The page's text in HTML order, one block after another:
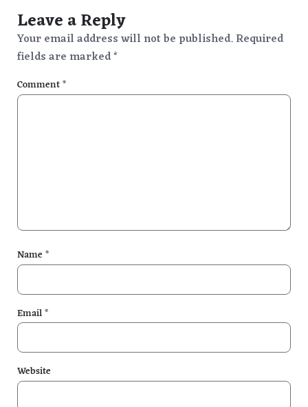
Leave a Reply
Your email address will not be published.Required
fields are marked*
Comment*
Name *
Email*
Website